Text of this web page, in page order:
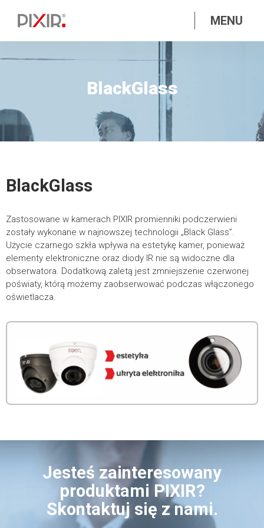
MENU
BlackGlass
BlackGlass
Zastosowane w kamerach PIXIR promienniki podczerwieni
zostały wykonane w najnowszej technologii „Black Glass”.
Użycie czarnego szkła wpływa na estetykę kamer, ponieważ
elementy elektroniczne oraz diody IR nie są widoczne dla
obserwatora. Dodatkową zaletą jest zmniejszenie czerwonej
poświaty, którą możemy zaobserwować podczas włączonego
oświetlacza.
Jesteś zainteresowany
produktami PIXIR?
Skontaktuj się z nami.